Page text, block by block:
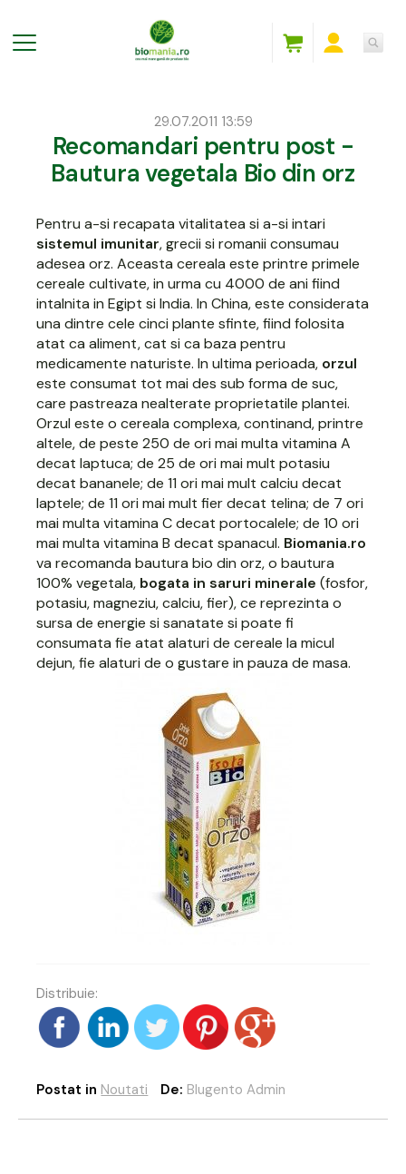
Recomandari pentru post -
Bautura vegetala Bio din orz
29.07.2011 13:59
Pentru a-si recapata vitalitatea si a-si intari
sistemul imunitar, grecii si romanii consumau
adesea orz. Aceasta cereala este printre primele
cereale cultivate, in urma cu 4000 de ani fiind
intalnita in Egipt si India. In China, este considerata
una dintre cele cinci plante sfinte, fiind folosita
atat ca aliment, cat si ca baza pentru
medicamente naturiste. In ultima perioada, orzul
este consumat tot mai des sub forma de suc,
care pastreaza nealterate proprietatile plantei.
Orzul este o cereala complexa, continand, printre
altele, de peste 250 de ori mai multa vitamina A
decat laptuca; de 25 de ori mai mult potasiu
decat bananele; de 11 ori mai mult calciu decat
laptele; de 11 ori mai mult fier decat telina; de 7 ori
mai multa vitamina C decat portocalele; de 10 ori
mai multa vitamina B decat spanacul. Biomania.ro
va recomandabautura bio din orz, obautura
100% vegetala, bogata in saruri minerale(fosfor,
potasiu, magneziu, calciu, fier), ce reprezinta o
sursa de energie si sanatate si poate fi
consumata fie atat alaturi de cereale la micul
dejun, fie alaturi de o gustare in pauza de masa.
Distribuie:
Postat in Noutati De: Blugento Admin